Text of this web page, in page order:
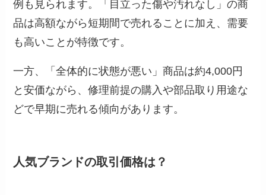
例も見られます。「目立った傷や汚れなし」の商
品は高額ながら短期間で売れることに加え、需要
も高いことが特徴です。
一方、「全体的に状態が悪い」商品は約4,000円
と安価ながら、修理前提の購入や部品取り用途な
どで早期に売れる傾向があります。
人気ブランドの取引価格は？